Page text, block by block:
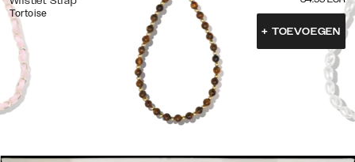
Tortoise
+ TOEVOEGEN